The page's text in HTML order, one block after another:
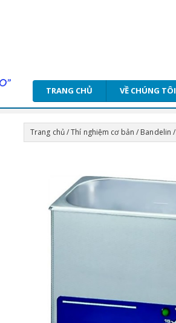
TRANG CHỦ VỀ CHÚNG TÔI
Trang chủ/Thí nghiệm cơ bản / Bandelin /